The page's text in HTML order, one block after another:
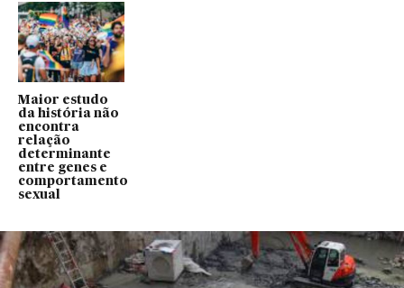
Maior estudo
da história não
encontra
relação
determinante
entre genes e
comportamento
sexual